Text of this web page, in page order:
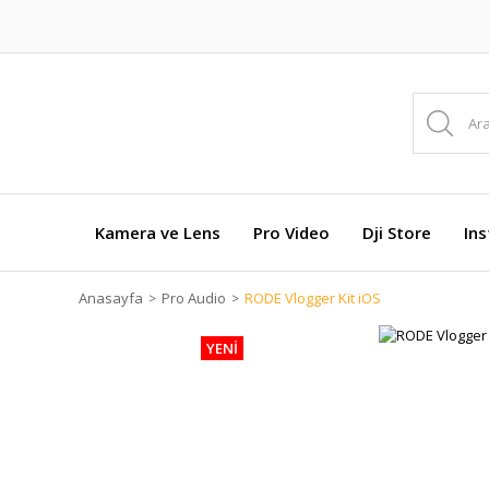
Kamera ve Lens Pro Video Dji Store
Anasayfa Pro Audio RODE Vlogger Kit iOS
YENİ